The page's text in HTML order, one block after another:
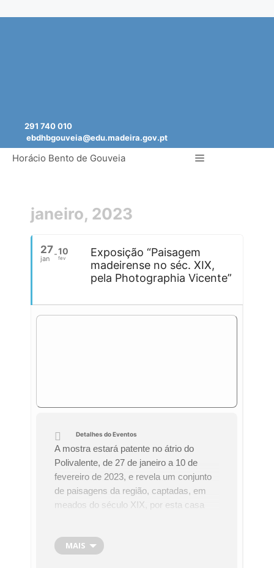
291 740 010
ebdhbgouveia@edu.madeira.gov.pt
Horácio Bento de Gouveia Menu
janeiro, 2023
27
jan
10
fev
Exposição “Paisagem
madeirense no séc. XIX,
pela Photographia Vicente”
Detalhes do Eventos
A mostra estará patente no átrio do
Polivalente, de 27 de janeiro a 10 de
fevereiro de 2023, e revela um conjunto
de paisagens da região, captadas, em
meados do século XIX, por esta casa
Esta exposição é uma parceria entre o
Museu de Fotografia da Madeira – Atelier
MAIS